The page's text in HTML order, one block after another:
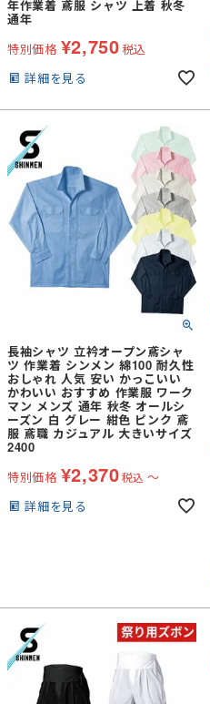
年作業着 鳶服 シャツ 上着 秋冬
通年
特別価格 ¥2,750税込
詳細を見る
長袖シャツ 立衿オープン鳶シャ
ツ 作業着 シンメン 綿100 耐久性
おしゃれ 人気 安い かっこいい
かわいい おすすめ 作業服 ワーク
マン メンズ 通年 秋冬 オールシ
ーズン 白 グレー 紺色 ピンク 鳶
服 鳶職 カジュアル 大きいサイズ
2400
特別価格 ¥2,370税込 〜
詳細を見る